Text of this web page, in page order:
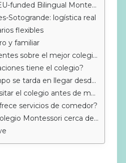
funded Bilingual Montessori
Sotogrande: logística real
flexibles
y familiar
el mejor colegio Montessori en Casares
tiene el colegio?
tarda en llegar desde Casares?
el colegio antes de matricular?
servicios de comedor?
Montessori cerca de Sotogrande?